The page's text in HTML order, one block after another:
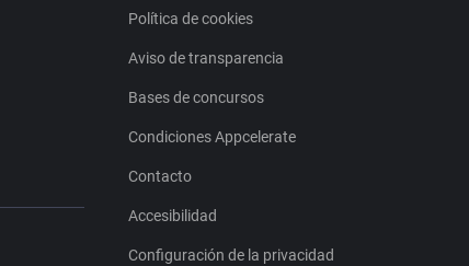
Política de cookies
Aviso de transparencia
Bases de concursos
Condiciones Appcelerate
Contacto
Accesibilidad
Configuración de la privacidad